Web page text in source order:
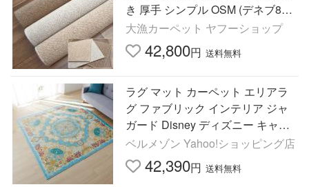
き 厚手 シンプル OSM (デネブ8畳)
江戸間８畳 352×352cm 八畳 正方
形 サイズ
大漁カーペット ヤフーショップ
42,800円 送料無料
ラグ マット カーペット エリアラ
グ ファブリック インテリア ジャ
ガード Disney ディズニー キャラ
クター かわいい ミッキーモチーフ
日本製 おしゃれ 新生活
ベルメゾン Yahoo!ショッピング店
42,390円 送料無料